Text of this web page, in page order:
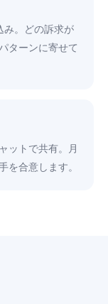
み。どの訴求が
ターンに寄せて
ットで共有。月
を合意します。